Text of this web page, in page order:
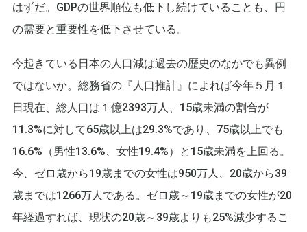
はずだ。GDPの世界順位も低下し続けていることも、円
の需要と重要性を低下させている。
今起きている日本の人口減は過去の歴史のなかでも異例
ではないか。総務省の『人口推計』によれば今年５月１
日現在、総人口は１億2393万人、15歳未満の割合が
11.3%に対して65歳以上は29.3%であり、75歳以上でも
16.6%（男性13.6%、女性19.4%）と15歳未満を上回る。
今、ゼロ歳から19歳までの女性は950万人、20歳から39
歳までは1266万人である。ゼロ歳～19歳までの女性が20
年経過すれば、現状の20歳～39歳よりも25%減少するこ